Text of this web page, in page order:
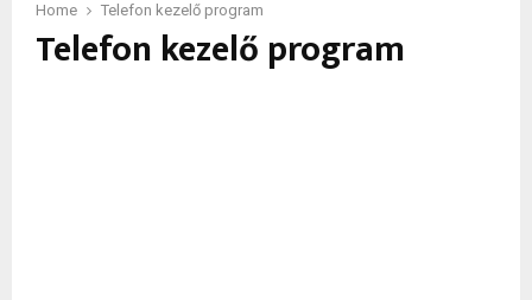
Home Telefon kezelő program
Telefon kezelő program